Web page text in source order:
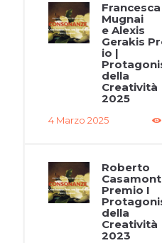
Francesca
Mugnai
e Alexis
Gerakis
io |
della
Creatività
2025
4 Marzo 2025
Roberto
Premio I
della
Creatività
2023